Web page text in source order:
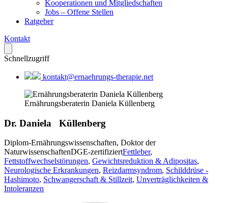
Kooperationen und Mitgliedschaften
Jobs – Offene Stellen
Ratgeber
Kontakt
Schnellzugriff
kontakt@ernaehrungs-therapie.net
Ernährungsberaterin Daniela Küllenberg
Dr. Daniela Küllenberg
Diplom-Ernährungswissenschaften, Doktor der
NaturwissenschaftenDGE-zertifiziertFettleber,
Fettstoffwechselstörungen, Gewichtsreduktion & Adipositas,
Neurologische Erkrankungen, Reizdarmsyndrom, Schilddrüse -
Hashimoto, Schwangerschaft & Stillzeit, Unverträglichkeiten &
Intoleranzen